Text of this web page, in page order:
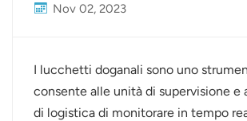
Español
Português
Nov 02, 2023
I lucchetti doganali sono uno
consente alle unità di supervisione e
di logistica di monitorare in tempo